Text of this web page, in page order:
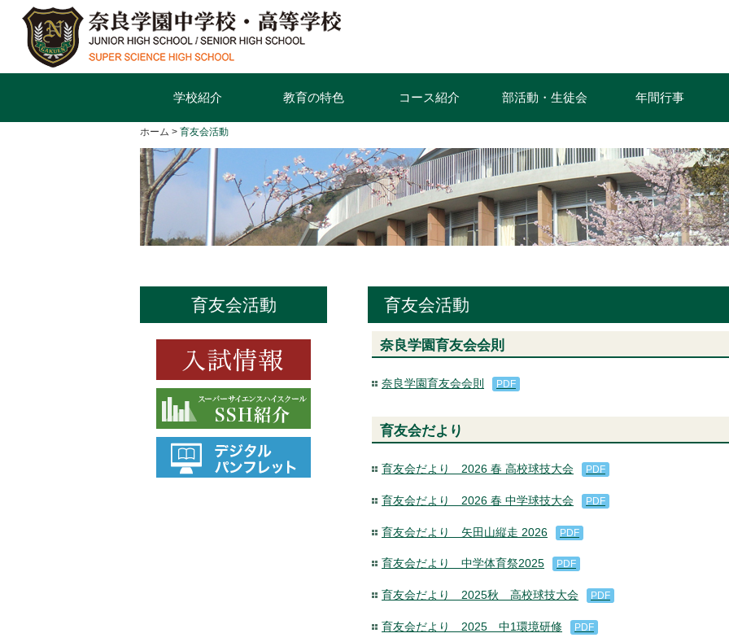
学校紹介 教育の特色 コース紹介 部活動・生徒会 年間行事
ホーム 育友会活動
育友会活動 育友会活動
奈良学園育友会会則
奈良学園育友会会則 PDF
育友会だより
育友会だより 2026 春 高校球技大会 PDF
育友会だより 2026 春 中学球技大会 PDF
育友会だより 矢田山縦走 2026 PDF
育友会だより 中学体育祭2025 PDF
育友会だより 2025秋 高校球技大会 PDF
育友会だより 2025 中1環境研修 PDF